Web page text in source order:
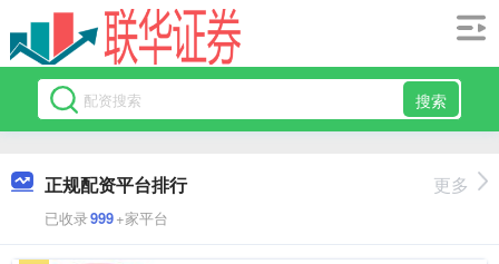
搜索
正规配资平台排行
已收录999+家平台
更多